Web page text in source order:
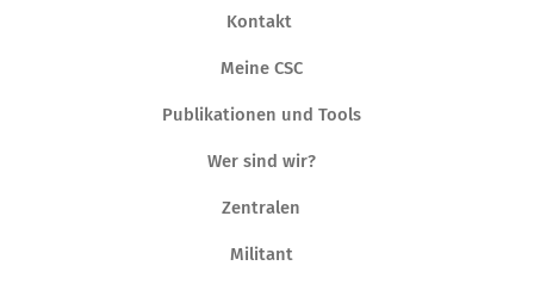
Kontakt
Meine CSC
Publikationen und Tools
Wer sind wir?
Zentralen
Militant